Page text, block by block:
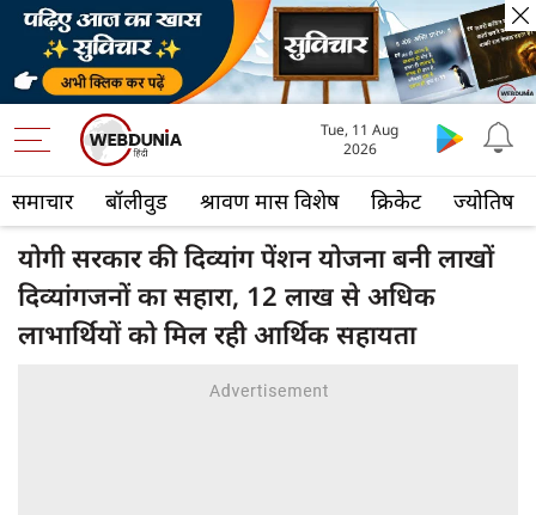
समाचार बॉलीवुड श्रावण मास विशेष क्रिकेट ज्योतिष
Tue, 11 Aug
2026
योगी सरकार की दिव्यांग पेंशन योजना बनी लाखों
दिव्यांगजनों का सहारा, 12 लाख से अधिक
लाभार्थियों को मिल रही आर्थिक सहायता